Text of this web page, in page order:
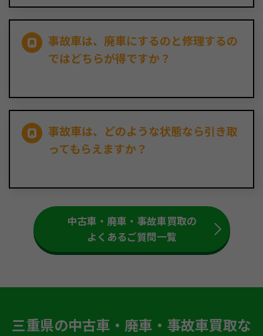
事故車は、廃車にするのと修理するの
ではどちらが得ですか？
事故車は、どのような状態なら引き取
ってもらえますか？
中古車・廃車・事故車買取の
よくあるご質問一覧
三重県の中古車・廃車・事故車買取な